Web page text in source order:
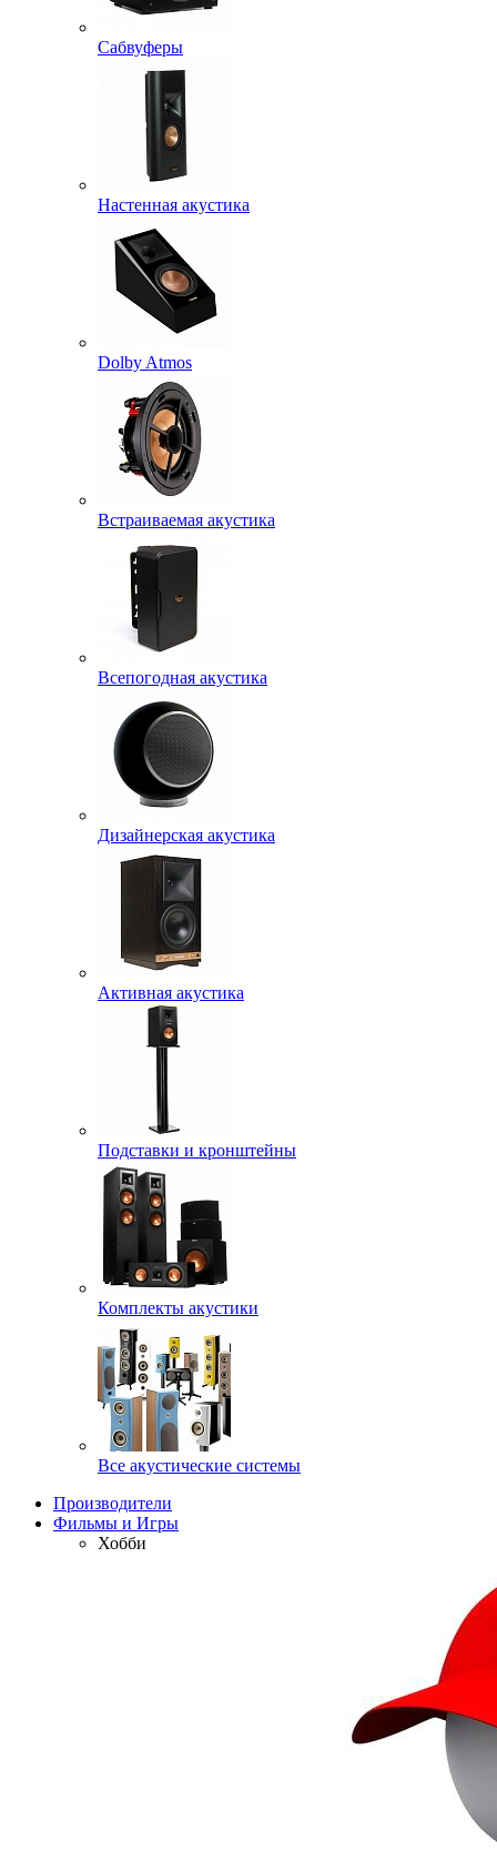
Сабвуферы
Настенная акустика
Dolby Atmos
Встраиваемая акустика
Всепогодная акустика
Дизайнерская акустика
Активная акустика
Подставки и кронштейны
Комплекты акустики
Все акустические системы
Производители
Фильмы и Игры
Хобби